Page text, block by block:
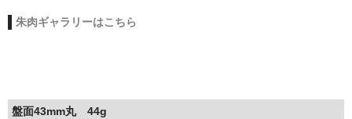
朱肉ギャラリーはこちら
盤面43mm丸 44g